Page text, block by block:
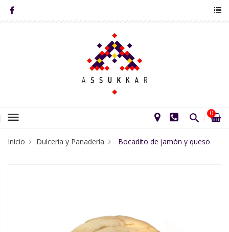
menu 0
Inicio Dulcería y Panadería Bocadito de jamón y queso